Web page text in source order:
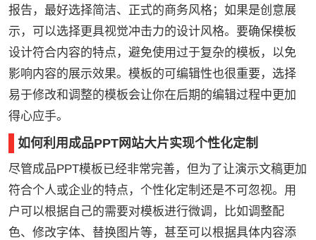
报告，最好选择简洁、正式的商务风格；如果是创意展
示，可以选择更具视觉冲击力的设计风格。要确保模板
设计符合内容的特点，避免使用过于复杂的模板，以免
影响内容的展示效果。模板的可编辑性也很重要，选择
易于修改和调整的模板会让你在后期的编辑过程中更加
得心应手。
如何利用成品PPT网站大片实现个性化定制
尽管成品PPT模板已经非常完善，但为了让演示文稿更加
符合个人或企业的特点，个性化定制还是不可忽视。用
户可以根据自己的需要对模板进行微调，比如调整配
色、修改字体、替换图片等，甚至可以根据具体内容添